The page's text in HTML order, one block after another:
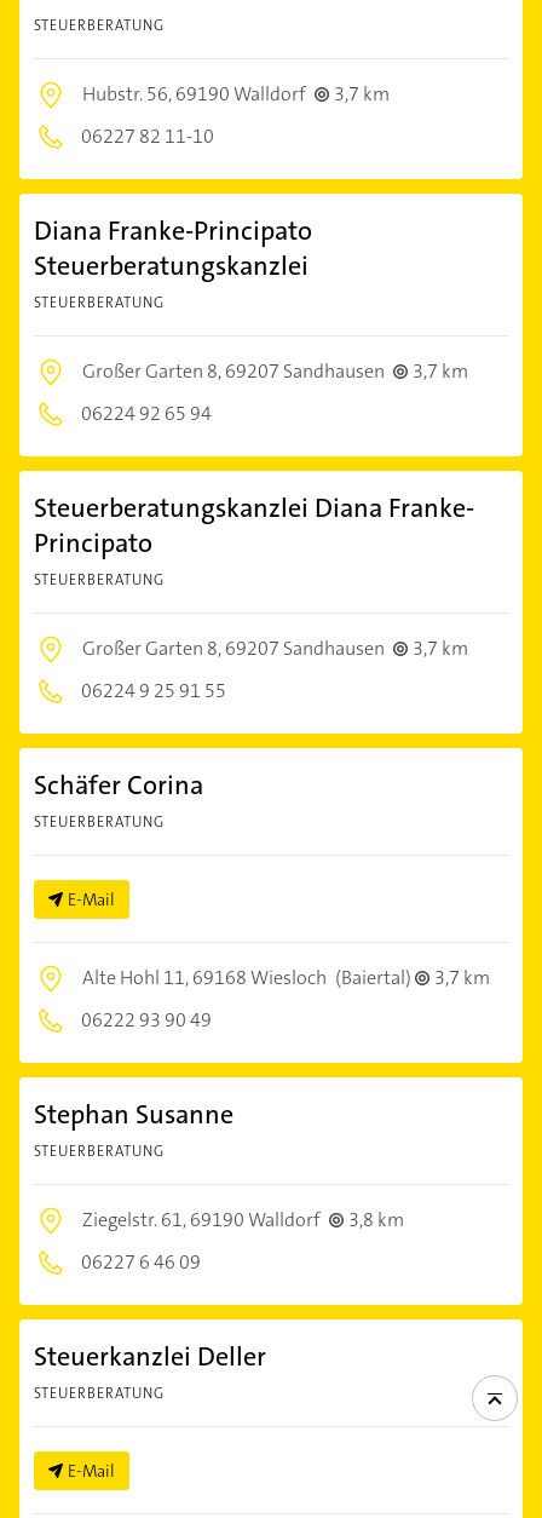
STEUERBERATUNG
Hubstr. 56,69190 Walldorf
3,7 km
06227 82 11-10
Diana Franke-Principato
Steuerberatungskanzlei
STEUERBERATUNG
Großer Garten 8,69207 Sandhausen
3,7 km
06224 92 65 94
Steuerberatungskanzlei Diana Franke-
Principato
STEUERBERATUNG
Großer Garten 8,69207 Sandhausen
3,7 km
06224 9 25 91 55
Schäfer Corina
STEUERBERATUNG
E-Mail
Alte Hohl 11,69168 Wiesloch (Baiertal)
3,7 km
06222 93 90 49
Stephan Susanne
STEUERBERATUNG
Ziegelstr. 61,69190 Walldorf
3,8 km
06227 6 46 09
Steuerkanzlei Deller
STEUERBERATUNG
E-Mail